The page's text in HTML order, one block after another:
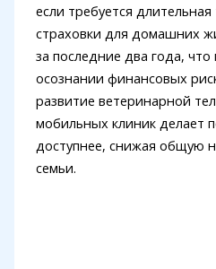
если требуется
страховки для домашних
за последние два года,
осознании финансовых
развитие ветеринарной
мобильных клиник делает
доступнее, снижая общую
семьи.